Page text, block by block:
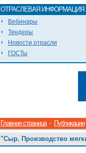
ОТРАСЛЕВАЯ ИНФОРМАЦИЯ
Вебинары
Тендеры
Новости отрасли
ГОСТы
Главная страница Публикации
"Сыр. Производство